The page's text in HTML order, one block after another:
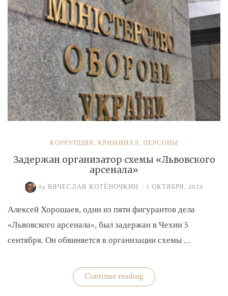
КОРРУПЦИЯ, КРИМИНАЛ, ПЕРСОНЫ
Задержан организатор схемы «Львовского
арсенала»
by ВЯЧЕСЛАВ КОТЁНОЧКИН / 1 ОКТЯБРЯ, 2024
Алексей Хорошаев, один из пяти фигурантов дела
«Львовского арсенала», был задержан в Чехии 5
сентября. Он обвиняется в организации схемы …
Continue reading«Задержан
организатор